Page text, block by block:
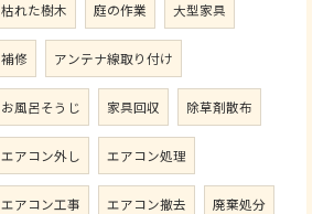
枯れた樹木 庭の作業 大型家具
補修 アンテナ線取り付け
お風呂そうじ 家具回収 除草剤散布
エアコン外し エアコン処理
エアコン工事 エアコン撤去 廃棄処分